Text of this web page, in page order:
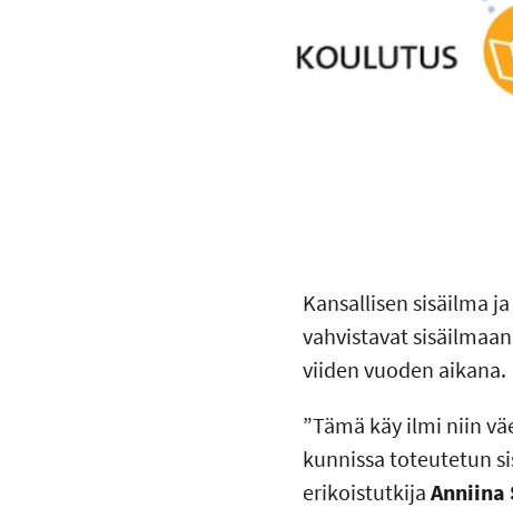
Kansallisen sisäilma
vahvistavat
viiden vuoden aikana.
”Tämä käy ilmi niin
kunnissa toteutetun
erikoistutkija Anniina